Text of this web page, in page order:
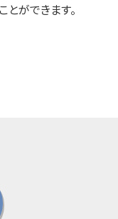
ができます。